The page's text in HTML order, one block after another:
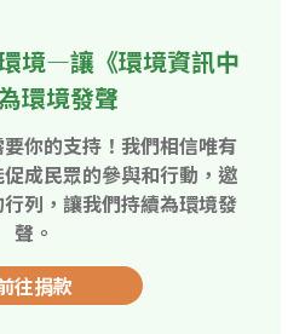
境—讓《環境資訊中
環境發聲
要你的支持！我們相信唯有
成民眾的參與和行動，邀
列，讓我們持續為環境發
聲。
往捐款